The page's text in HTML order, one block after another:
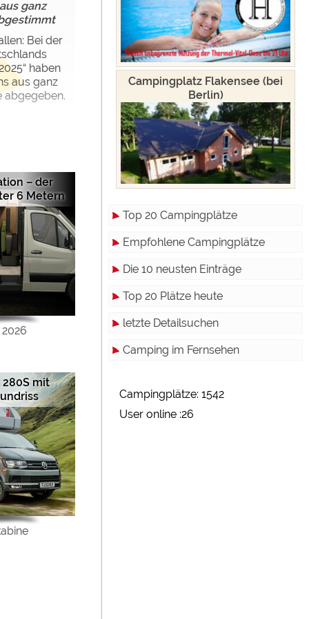
ganz
Bei der
haben
aus ganz
abgegeben.
– der
6 Metern
mit
Campingplatz Flakensee (bei
Berlin)
Top 20 Campingplätze
Empfohlene Campingplätze
Die 10 neusten Einträge
Top 20 Plätze heute
letzte Detailsuchen
Camping im Fernsehen
Campingplätze: 1542
User online :26